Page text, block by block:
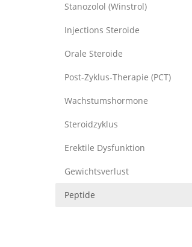
Stanozolol (Winstrol)
Injections Steroide
Orale Steroide
Post-Zyklus-Therapie (PCT)
Wachstumshormone
Steroidzyklus
Erektile Dysfunktion
Gewichtsverlust
Peptide